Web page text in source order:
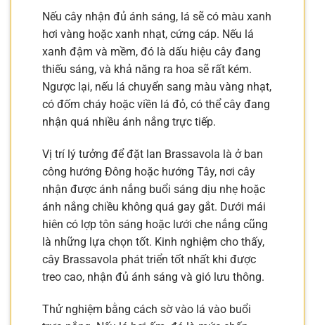
Nếu cây nhận đủ ánh sáng, lá sẽ có màu xanh
hơi vàng hoặc xanh nhạt, cứng cáp. Nếu lá
xanh đậm và mềm, đó là dấu hiệu cây đang
thiếu sáng, và khả năng ra hoa sẽ rất kém.
Ngược lại, nếu lá chuyển sang màu vàng nhạt,
có đốm cháy hoặc viền lá đỏ, có thể cây đang
nhận quá nhiều ánh nắng trực tiếp.
Vị trí lý tưởng để đặt lan Brassavola là ở ban
công hướng Đông hoặc hướng Tây, nơi cây
nhận được ánh nắng buổi sáng dịu nhẹ hoặc
ánh nắng chiều không quá gay gắt. Dưới mái
hiên có lợp tôn sáng hoặc lưới che nắng cũng
là những lựa chọn tốt. Kinh nghiệm cho thấy,
cây Brassavola phát triển tốt nhất khi được
treo cao, nhận đủ ánh sáng và gió lưu thông.
Thử nghiệm bằng cách sờ vào lá vào buổi